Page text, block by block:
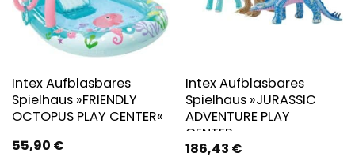
Intex Aufblasbares
Spielhaus »FRIENDLY
OCTOPUS PLAY CENTER«
55,90 €
Intex Aufblasbares
Spielhaus »JURASSIC
ADVENTURE PLAY
CENTER«
186,43 €